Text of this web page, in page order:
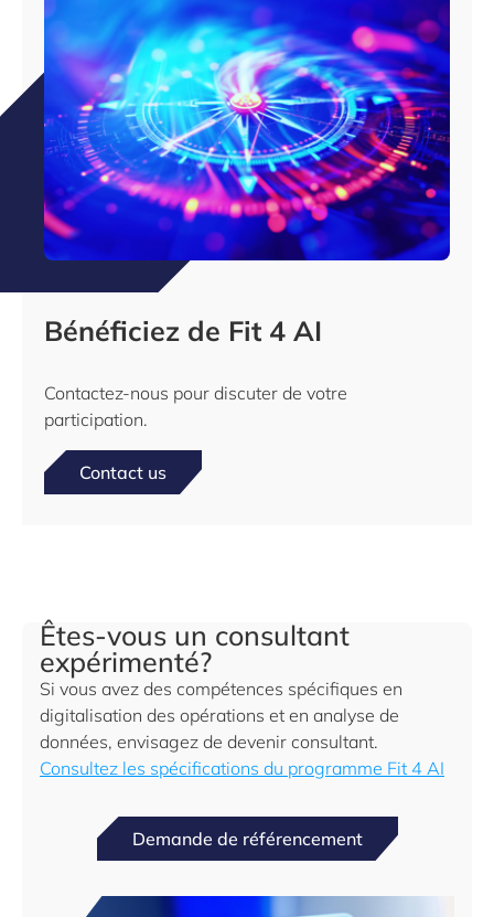
Bénéficiez de Fit 4 AI
Contactez-nous pour discuter de votre
participation.
Contact us
Êtes-vous un consultant
expérimenté?
Si vous avez des compétences spécifiques en
digitalisation des opérations et en analyse de
données, envisagez de devenir consultant.
Consultez les spécifications du programme Fit 4 AI
Demande de référencement